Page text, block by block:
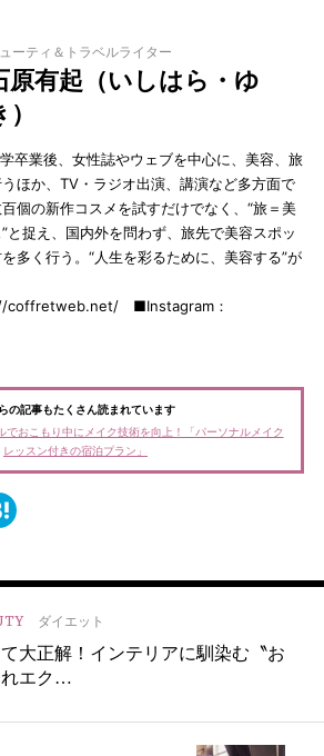
ーティ＆トラベルライター
原有起（いしはら・ゆ
卒業後、女性誌やウェブを中心に、美容、旅
ほか、TV・ラジオ出演、講演など多方面で
個の新作コスメを試すだけでなく、“旅＝美
と捉え、国内外を問わず、旅先で美容スポッ
多く行う。“人生を彩るために、美容する”が
coffretweb.net/ ■Instagram：
の記事もたくさん読まれています
でおこもり中にメイク技術を向上！「パーソナルメイク
レッスン付きの宿泊プラン」
ダイエット
大正解！インテリアに馴染む〝お
れエク…